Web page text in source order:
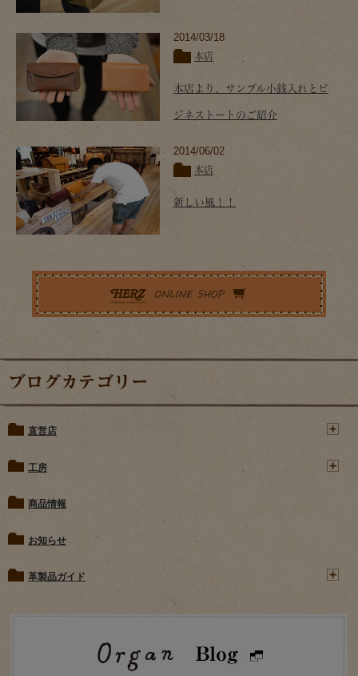
2014/03/18
本店
本店より、サンプル小銭入れとビ
ジネストートのご紹介
2014/06/02
本店
新しい風！！
ブログカテゴリー
直営店
工房
商品情報
お知らせ
革製品ガイド